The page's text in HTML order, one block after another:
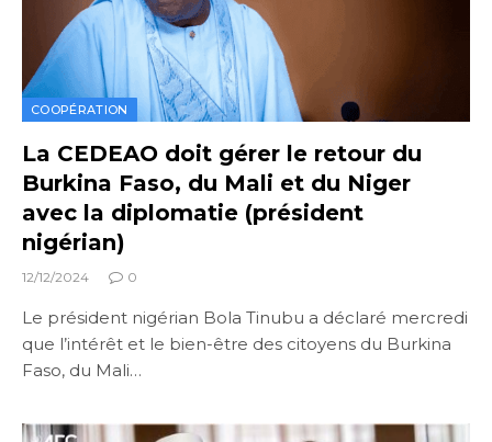
COOPÉRATION
La CEDEAO doit gérer le retour du
Burkina Faso, du Mali et du Niger
avec la diplomatie (président
nigérian)
12/12/2024 0
Le président nigérian Bola Tinubu a déclaré mercredi
que l’intérêt et le bien-être des citoyens du Burkina
Faso, du Mali…